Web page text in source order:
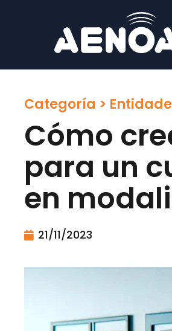
Categoría >
Cómo
para un
en
21/11/2023